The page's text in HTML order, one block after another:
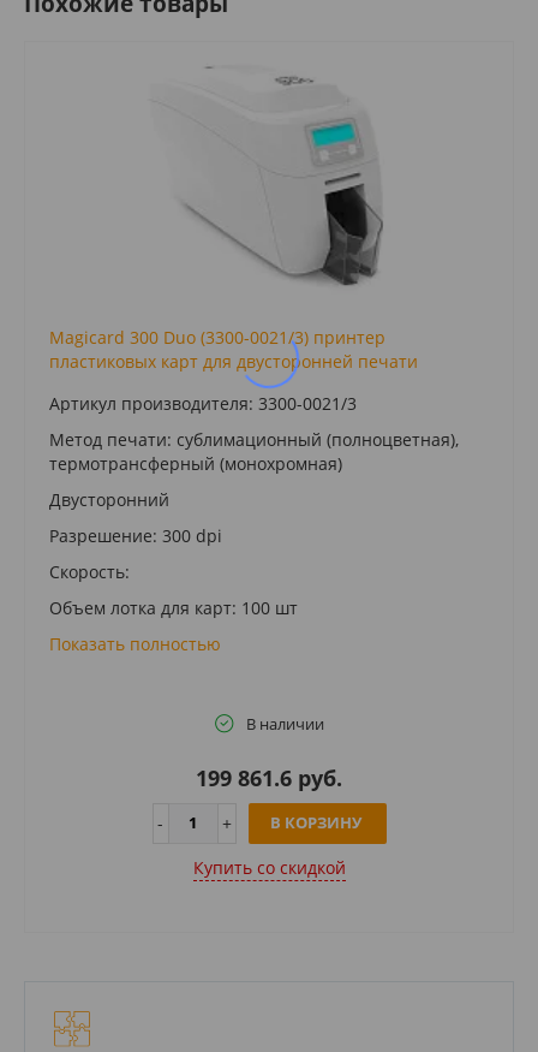
Magicard 300 Duo (3300-0021/3) принтер
пластиковых карт для двусторонней печати
Артикул производителя: 3300-0021/3
Метод печати: сублимационный (полноцветная),
термотрансферный (монохромная)
Двусторонний
Разрешение: 300 dpi
Скорость:
Объем лотка для карт: 100 шт
Показать полностью
В наличии
199 861.6 руб.
В КОРЗИНУ
Купить cо скидкой